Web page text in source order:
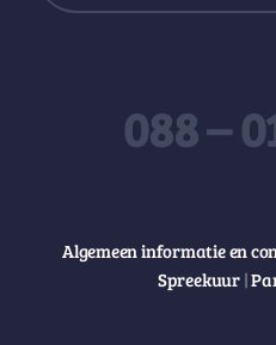
088 –
Algemeen informatie en
Spreekuur |